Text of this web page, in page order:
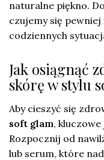
naturalne piękno.
czujemy się
codziennych
Jak osiągnąć
skórę w stylu
Aby cieszyć się
soft glam,
Rozpocznij od
lub serum, które